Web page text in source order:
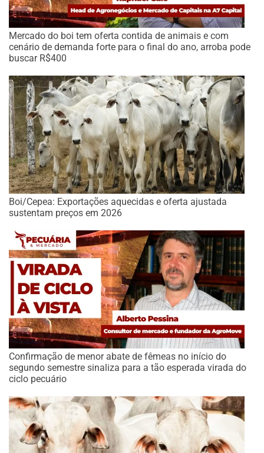
Mercado do boi tem oferta contida de animais e com
cenário de demanda forte para o final do ano, arroba pode
buscar R$400
Boi/Cepea: Exportações aquecidas e oferta ajustada
sustentam preços em 2026
Confirmação de menor abate de fêmeas no início do
segundo semestre sinaliza para a tão esperada virada do
ciclo pecuário